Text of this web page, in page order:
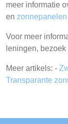
meer informatie
en
Voor meer
leningen,
Meer artikels: -
Transparante